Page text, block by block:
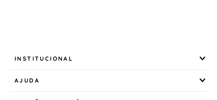
INSTITUCIONAL
AJUDA